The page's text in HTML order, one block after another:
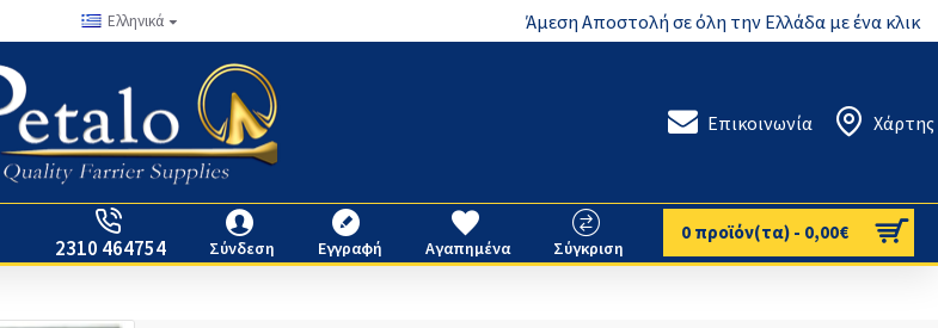
Ελληνικά Άμεση Αποστολή σε όλη την Ελλάδα με ένα κλικ
Επικοινωνία Χάρτης
2310 464754 Σύνδεση Εγγραφή Αγαπημένα Σύγκριση
0 προϊόν(τα) - 0,00€